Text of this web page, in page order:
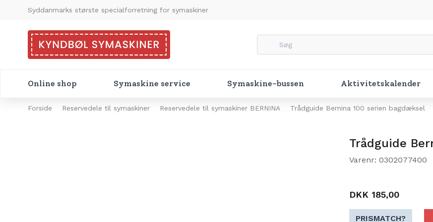
Syddanmarks største specialforretning for symaskiner
Online shop Symaskine service Symaskine-bussen Aktivitetskalender
Forside Reservedele til symaskiner Reservedele til symaskiner BERNINA Trådguide Bernina 100 serien bagdæksel
Trådguide
Varenr: 0302077400
DKK 185,00
PRISMATCH?